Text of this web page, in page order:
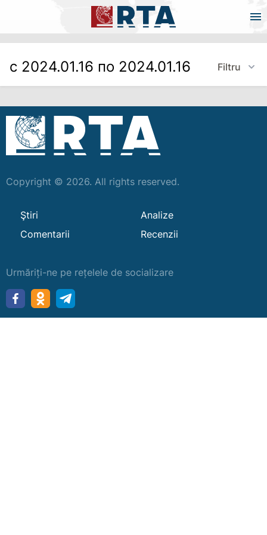
с 2024.01.16 по 2024.01.16 Filtru
Copyright © 2026. All rights reserved.
Ştiri
Analize
Comentarii
Recenzii
Urmăriți-ne pe rețelele de socializare